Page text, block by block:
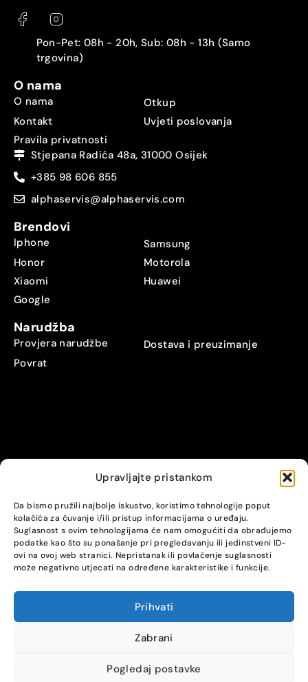
Upravljajte pristankom
Da bismo pružili najbolje iskustvo, koristimo tehnologije poput
kolačića za čuvanje i/ili pristup informacijama o uređaju.
Suglasnost s ovim tehnologijama će nam omogućiti da obrađujemo
podatke kao što su ponašanje pri pregledavanju ili jedinstveni ID-
ovi na ovoj web stranici. Nepristanak ili povlačenje suglasnosti
može negativno utjecati na određene karakteristike i funkcije.
Prihvati
Zabrani
Pogledaj postavke
Pon-Pet: 08h - 20h, Sub: 08h - 13h (Samo
trgovina)
O nama
O nama
Otkup
Kontakt
Uvjeti poslovanja
Pravila privatnosti
Stjepana Radića 48a, 31000 Osijek
+385 98 606 855
alphaservis@alphaservis.com
Brendovi
Iphone
Samsung
Honor
Motorola
Xiaomi
Huawei
Google
Narudžba
Provjera narudžbe
Dostava i preuzimanje
Povrat
© Alpha servis. All Rights Reserved.
COMPARE (0)